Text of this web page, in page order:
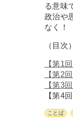
る意味
政治や
なく！
（目次）
【第1
【第2
【第3
【第4
ことば